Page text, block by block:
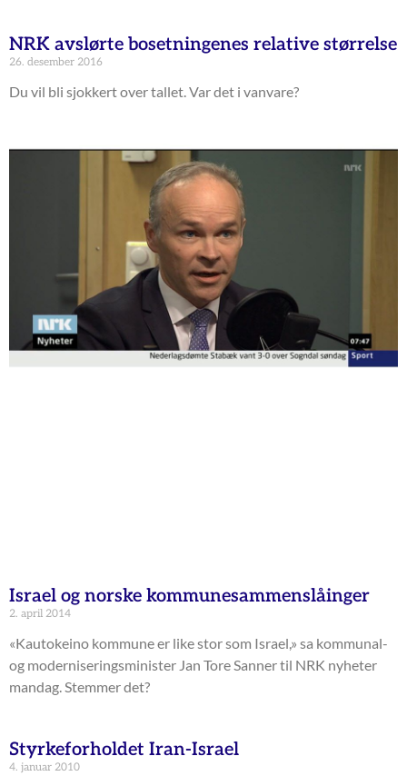
NRK avslørte bosetningenes relative størrelse
26. desember 2016
Du vil bli sjokkert over tallet. Var det i vanvare?
Israel og norske kommunesammenslåinger
2. april 2014
«Kautokeino kommune er like stor som Israel,» sa kommunal-
og moderniseringsminister Jan Tore Sanner til NRK nyheter
mandag. Stemmer det?
Styrkeforholdet Iran-Israel
4. januar 2010